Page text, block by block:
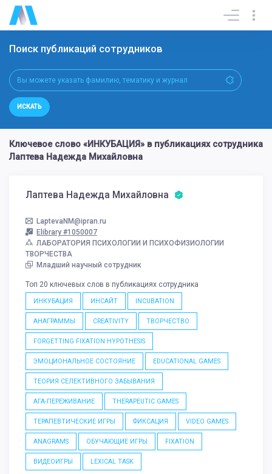
Поиск публикаций сотрудников
ИСКАТЬ
Ключевое слово «ИНКУБАЦИЯ» в публикациях сотрудника
Лаптева Надежда Михайловна
Лаптева Надежда Михайловна
LaptevaNM@ipran.ru
Elibrary #1050007
ЛАБОРАТОРИЯ ПСИХОЛОГИИ И ПСИХОФИЗИОЛОГИИ
ТВОРЧЕСТВА
Младший научный сотрудник
Топ 20 ключевых слов в публикациях сотрудника
ИНКУБАЦИЯ ИНСАЙТ INCUBATION
АНАГРАММЫ CREATIVITY ТВОРЧЕСТВО
FORGETTING FIXATION HYPOTHESIS
ЭМОЦИОНАЛЬНОЕ СОСТОЯНИЕ EDUCATIONAL GAMES
ТЕОРИЯ СЕЛЕКТИВНОГО ЗАБЫВАНИЯ
АГА-ПЕРЕЖИВАНИЕ THERAPEUTIC GAMES
ТЕРАПЕВТИЧЕСКИЕ ИГРЫ ФИКСАЦИЯ VIDEO GAMES
ANAGRAMS ОБУЧАЮЩИЕ ИГРЫ FIXATION
ВИДЕОИГРЫ LEXICAL TASK